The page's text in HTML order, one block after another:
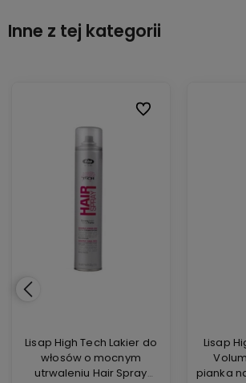
Inne z tej kategorii
Lisap High Tech Lakier do
włosów o mocnym
utrwaleniu Hair Spray
Do ulubionych
Do ulubionych
Lisap
pianka